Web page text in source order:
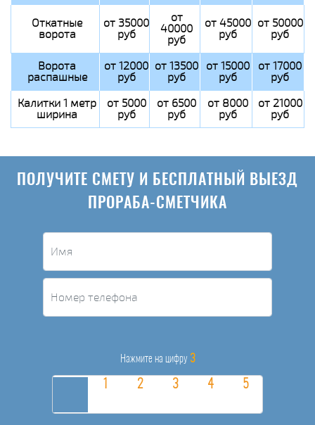
Откатные
ворота
от 35000
руб
от
40000
руб
от 45000
руб
от 50000
руб
Ворота
распашные
от 12000
руб
от 13500
руб
от 15000
руб
от 17000
руб
Калитки 1 метр
ширина
от 5000
руб
от 6500
руб
от 8000
руб
от 21000
руб
ПОЛУЧИТЕ СМЕТУ И БЕСПЛАТНЫЙ ВЫЕЗД
ПРОРАБА-СМЕТЧИКА
Нажмите на цифру 3